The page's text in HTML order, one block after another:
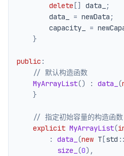
delete [] data_
;
        data_
= newData ;
        capacity_
=
}
public :
// 默认构造函数
MyArrayList() : data_ (
}
// 指定初始容量的构造函数
explicit MyArrayList(
:
data_ (new T [std ::
size_
(0) ,